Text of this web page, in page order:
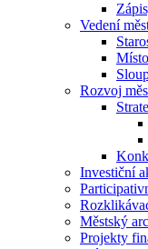
Vedení
Rozvoj
Investiční
Městský
Projekty